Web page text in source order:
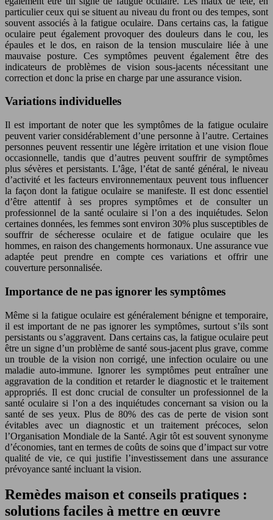
particulier ceux qui se situent au niveau du front ou des tempes, sont
souvent associés à la fatigue oculaire. Dans certains cas, la fatigue
oculaire peut également provoquer des douleurs dans le cou, les
épaules et le dos, en raison de la tension musculaire liée à une
mauvaise posture. Ces symptômes peuvent également être des
indicateurs de problèmes de vision sous-jacents nécessitant une
correction et donc la prise en charge par une assurance vision.
Variations individuelles
Il est important de noter que les symptômes de la fatigue oculaire
peuvent varier considérablement d’une personne à l’autre. Certaines
personnes peuvent ressentir une légère irritation et une vision floue
occasionnelle, tandis que d’autres peuvent souffrir de symptômes
plus sévères et persistants. L’âge, l’état de santé général, le niveau
d’activité et les facteurs environnementaux peuvent tous influencer
la façon dont la fatigue oculaire se manifeste. Il est donc essentiel
d’être attentif à ses propres symptômes et de consulter un
professionnel de la santé oculaire si l’on a des inquiétudes. Selon
certaines données, les femmes sont environ 30% plus susceptibles de
souffrir de sécheresse oculaire et de fatigue oculaire que les
hommes, en raison des changements hormonaux. Une assurance vue
adaptée peut prendre en compte ces variations et offrir une
couverture personnalisée.
Importance de ne pas ignorer les symptômes
Même si la fatigue oculaire est généralement bénigne et temporaire,
il est important de ne pas ignorer les symptômes, surtout s’ils sont
persistants ou s’aggravent. Dans certains cas, la fatigue oculaire peut
être un signe d’un problème de santé sous-jacent plus grave, comme
un trouble de la vision non corrigé, une infection oculaire ou une
maladie auto-immune. Ignorer les symptômes peut entraîner une
aggravation de la condition et retarder le diagnostic et le traitement
appropriés. Il est donc crucial de consulter un professionnel de la
santé oculaire si l’on a des inquiétudes concernant sa vision ou la
santé de ses yeux. Plus de 80% des cas de perte de vision sont
évitables avec un diagnostic et un traitement précoces, selon
l’Organisation Mondiale de la Santé. Agir tôt est souvent synonyme
d’économies, tant en termes de coûts de soins que d’impact sur votre
qualité de vie, ce qui justifie l’investissement dans une assurance
prévoyance santé incluant la vision.
Remèdes maison et conseils pratiques :
solutions faciles à mettre en œuvre